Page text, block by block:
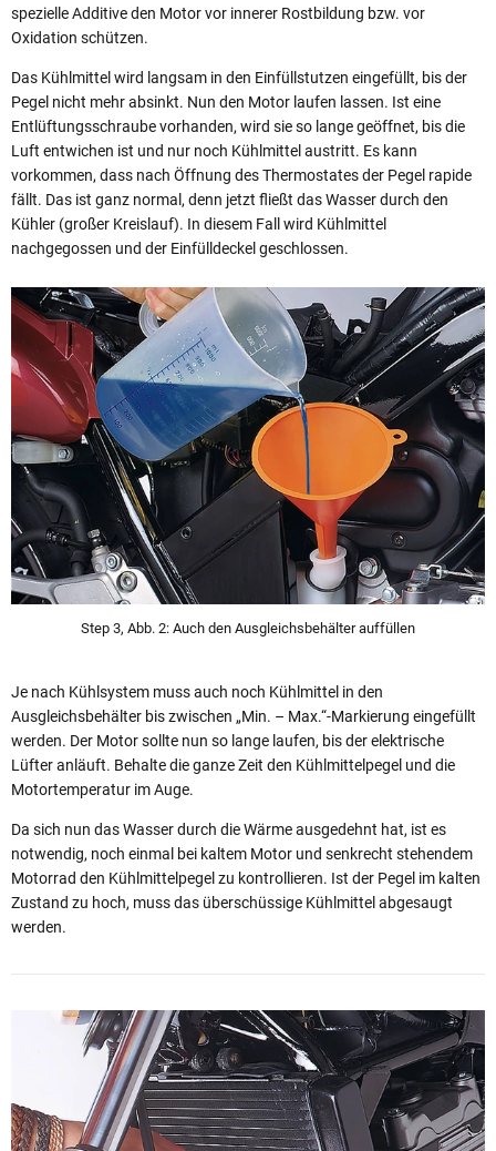
spezielle Additive den Motor vor innerer Rostbildung bzw. vor
Oxidation schützen.
Das Kühlmittel wird langsam in den Einfüllstutzen eingefüllt, bis der
Pegel nicht mehr absinkt. Nun den Motor laufen lassen. Ist eine
Entlüftungsschraube vorhanden, wird sie so lange geöffnet, bis die
Luft entwichen ist und nur noch Kühlmittel austritt. Es kann
vorkommen, dass nach Öffnung des Thermostates der Pegel rapide
fällt. Das ist ganz normal, denn jetzt fließt das Wasser durch den
Kühler (großer Kreislauf). In diesem Fall wird Kühlmittel
nachgegossen und der Einfülldeckel geschlossen.
Step 3, Abb. 2: Auch den Ausgleichsbehälter auffüllen
Je nach Kühlsystem muss auch noch Kühlmittel in den
Ausgleichsbehälter bis zwischen „Min. – Max.“-Markierung eingefüllt
werden. Der Motor sollte nun so lange laufen, bis der elektrische
Lüfter anläuft. Behalte die ganze Zeit den Kühlmittelpegel und die
Motortemperatur im Auge.
Da sich nun das Wasser durch die Wärme ausgedehnt hat, ist es
notwendig, noch einmal bei kaltem Motor und senkrecht stehendem
Motorrad den Kühlmittelpegel zu kontrollieren. Ist der Pegel im kalten
Zustand zu hoch, muss das überschüssige Kühlmittel abgesaugt
werden.